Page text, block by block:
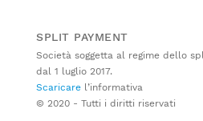
SPLIT PAYMENT
Società soggetta al regime dello
dal 1 luglio 2017.
Scaricare l’informativa
© 2020 - Tutti i diritti riservati